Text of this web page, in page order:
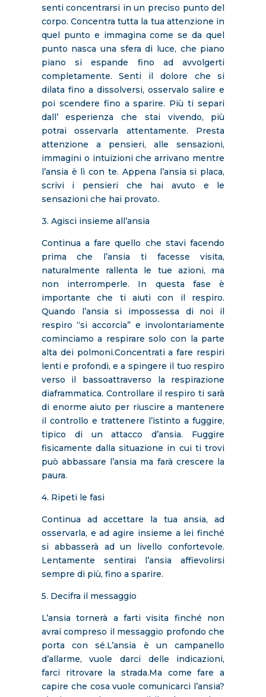
senti concentrarsi in un preciso punto del
corpo. Concentra tutta la tua attenzione in
quel punto e immagina come se da quel
punto nasca una sfera di luce, che piano
piano si espande fino ad avvolgerti
completamente. Senti il dolore che si
dilata fino a dissolversi, osservalo salire e
poi scendere fino a sparire. Più ti separi
dall’ esperienza che stai vivendo, più
potrai osservarla attentamente. Presta
attenzione a pensieri, alle sensazioni,
immagini o intuizioni che arrivano mentre
l’ansia è lì con te. Appena l’ansia si placa,
scrivi i pensieri che hai avuto e le
sensazioni che hai provato.
3. Agisci insieme all’ansia
Continua a fare quello che stavi facendo
prima che l’ansia ti facesse visita,
naturalmente rallenta le tue azioni, ma
non interromperle. In questa fase è
importante che ti aiuti con il respiro.
Quando l’ansia si impossessa di noi il
respiro “si accorcia” e involontariamente
cominciamo a respirare solo con la parte
alta dei polmoni.Concentrati a fare respiri
lenti e profondi, e a spingere il tuo respiro
verso il bassoattraverso la respirazione
diaframmatica. Controllare il respiro ti sarà
di enorme aiuto per riuscire a mantenere
il controllo e trattenere l’istinto a fuggire,
tipico di un attacco d’ansia. Fuggire
fisicamente dalla situazione in cui ti trovi
può abbassare l’ansia ma farà crescere la
paura.
4. Ripeti le fasi
Continua ad accettare la tua ansia, ad
osservarla, e ad agire insieme a lei finché
si abbasserà ad un livello confortevole.
Lentamente sentirai l’ansia affievolirsi
sempre di più, fino a sparire.
5. Decifra il messaggio
L’ansia tornerà a farti visita finché non
avrai compreso il messaggio profondo che
porta con sé.L’ansia è un campanello
d’allarme, vuole darci delle indicazioni,
farci ritrovare la strada.Ma come fare a
capire che cosa vuole comunicarci l’ansia?